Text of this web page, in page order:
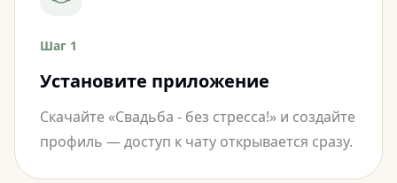
Шаг 1
Установите приложение
Скачайте «Свадьба - без стресса!» и создайте
профиль — доступ к чату открывается сразу.